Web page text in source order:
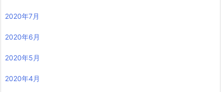
2020年7月
2020年6月
2020年5月
2020年4月